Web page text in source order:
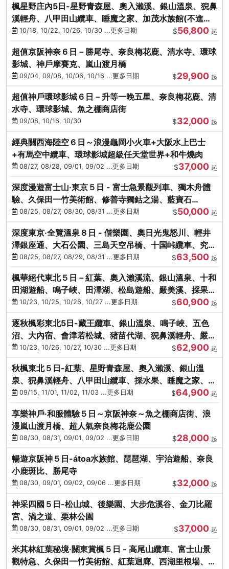
楓星野庄內5日-星野青森屋、奧入瀨溪、銀山溫泉、猊鼻
溪輕舟、八甲田山纜車、睡魔之家、加茂水族館(不進店)
(庄內/庄內)
10/18, 10/22, 10/26, 10/30 ...更多日期 $56,800 起
超值京阪神奈６日－勝尾寺、奈良梅花鹿、清水寺、環球
影城、神戶摩賽克、嵐山渡月橋
09/04, 09/08, 10/06, 10/16 ...更多日期 $29,900 起
超值神戶環球影城６日－升等一晚五星、奈良梅花鹿、清
水寺、環球影城、魚之棚商店街
09/08, 10/16, 10/30 $32,000 起
經典關西海陸空６日～浪漫龜岡小火車+大阪水上巴士
+有馬空中纜車、環球影城超級任天堂世界+和牛燒肉
08/27, 08/28, 09/01, 09/02 ...更多日期 $37,000 起
深度漫遊富士山‧東京５日 - 富士急景觀列車、獨木舟體
驗、久保田一竹美術館、修善寺獨鈷之湯、藍寶石
SAPHIR踴子號
08/25, 08/27, 08/30, 08/31 ...更多日期 $50,000 起
深度東京‧全覽溫泉８日 - 偕樂園、奧日光鬼怒川、輕井
澤銀座通、大石公園、三島天空吊橋、十国峠纜車、究極
海鮮食べ放題
08/25, 08/27, 08/29, 08/31 ...更多日期 $63,500 起
楓華絕代東北５日－紅葉、奧入瀨溪流、銀山溫泉、十和
田湖遊船、鳴子峽、田澤湖、松島遊船、嚴美溪、採果烤
牡蠣10/23, 10/25, 10/26, 10/27 ...更多日期 $60,900 起
逐秋楓彩東北5日-藏王纜車、銀山溫泉、鳴子峽、五色
沼、大內宿、會津若松城、猪苗代湖、猊鼻溪輕舟、嚴美
溪、松島海灣遊船
10/23, 10/26, 10/27, 10/30 ...更多日期 $62,900 起
秋楓東北５日-紅葉、星野青森屋、奧入瀨溪、銀山溫
泉、猊鼻溪輕舟、八甲田山纜車、採水果、睡魔之家、法
式料理(不進免稅店)
09/15, 11/01, 11/02, 11/03 ...更多日期 $64,900 起
享樂神戶‧和服體驗５日～京阪神奈～魚之棚商店街、浪
漫嵐山渡月橋、超人氣奈良梅花鹿公園
08/30, 08/31, 09/01, 09/02 ...更多日期 $28,000 起
暢遊京阪神５日-átoa水族館、琵琶湖、宇治遊船、奈良
小鹿斑比、勝尾寺
08/30, 09/01, 09/02, 09/06 ...更多日期 $32,000 起
神采四國５日-松山城、後樂園、大步危溪谷、金刀比羅
宮、渦之道、栗林公園
08/30, 08/31, 09/01, 09/02 ...更多日期 $37,000 起
米其林紅葉秘境‧關東賞楓５日 - 高尾山纜車、富士山景
觀特急、久保田一竹美術館、紅葉迴廊、西湖里根場、銀